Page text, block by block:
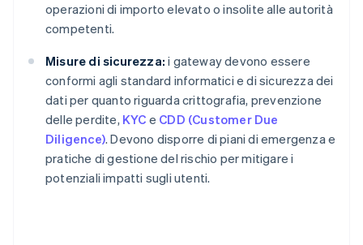
operazioni di importo elevato o insolite alle autorità
competenti.
Misure di sicurezza: i gateway devono essere
conformi agli standard informatici e di sicurezza dei
dati per quanto riguarda crittografia, prevenzione
delle perdite, KYC e CDD (Customer Due
Diligence). Devono disporre di piani di emergenza e
pratiche di gestione del rischio per mitigare i
potenziali impatti sugli utenti.